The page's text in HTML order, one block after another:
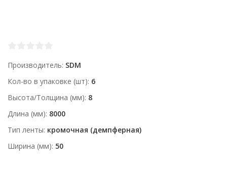
Производитель SDM
Кол-во в упаковке (шт) 6
Высота/Толщина (мм) 8
Длина (мм) 8000
Тип ленты кромочная (демпферная)
Ширина (мм) 50